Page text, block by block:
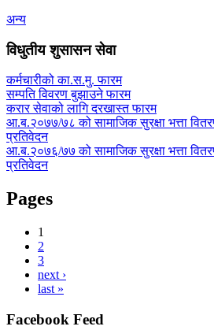
अन्य
विधुतीय शुसासन सेवा
कर्मचारीको का.स.मु. फारम
सम्पति विवरण बुझाउने फारम
करार सेवाको लागि दरखास्त फारम
आ.ब.२०७७/७८ को सामाजिक सुरक्षा भत्ता
प्रतिवेदन
आ.ब.२०७६/७७ को सामाजिक सुरक्षा भत्ता
प्रतिवेदन
Pages
1
2
3
next ›
last »
Facebook Feed